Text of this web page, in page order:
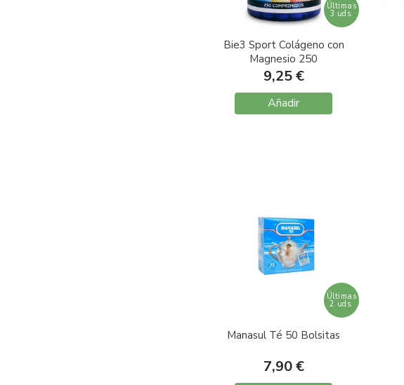
Últimas
3 uds.
Bie3 Sport Colágeno con
Magnesio 250
Comprimidos
9,25 €
Añadir
Últimas
2 uds.
Manasul Té 50 Bolsitas
7,90 €